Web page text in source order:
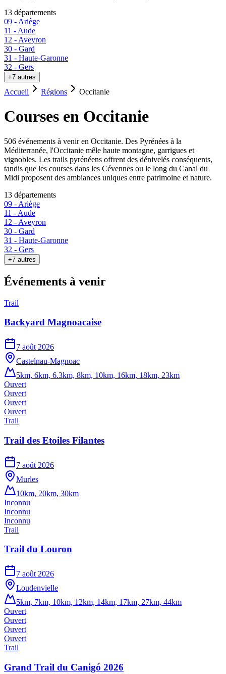
13 départements
09 - Ariège
11 - Aude
12 - Aveyron
30 - Gard
31 - Haute-Garonne
32 - Gers
+7 autres
Accueil Régions Occitanie
Courses en Occitanie
506 événements à venir en Occitanie. Des Pyrénées à la
Méditerranée, l'Occitanie mêle haute montagne, garrigues et
vignobles. Les trails pyrénéens offrent des dénivelés conséquents,
tandis que les courses dans les Cévennes ou le long du Canal du
Midi proposent des ambiances uniques entre patrimoine et nature.
13 départements
09 - Ariège
11 - Aude
12 - Aveyron
30 - Gard
31 - Haute-Garonne
32 - Gers
+7 autres
Événements à venir
Trail
Backyard Magnoacaise
7 août 2026
Castelnau-Magnoac
5km, 6km, 6.3km, 8km, 10km, 16km, 18km, 23km
Ouvert
Ouvert
Ouvert
Ouvert
Trail
Trail des Etoiles Filantes
7 août 2026
Murles
10km, 20km, 30km
Inconnu
Inconnu
Inconnu
Trail
Trail du Louron
7 août 2026
Loudenvielle
5km, 7km, 10km, 12km, 14km, 17km, 27km, 44km
Ouvert
Ouvert
Ouvert
Ouvert
Trail
Grand Trail du Canigó 2026